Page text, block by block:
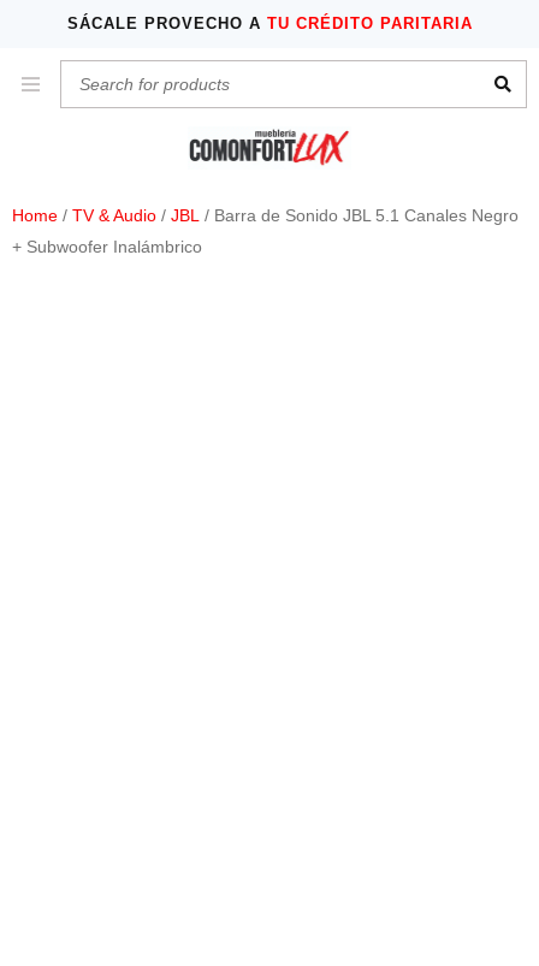
SÁCALE PROVECHO A TU CRÉDITO PARITARIA
Home / TV & Audio / JBL / Barra de Sonido JBL 5.1 Canales Negro
+ Subwoofer Inalámbrico